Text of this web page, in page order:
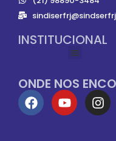
INSTITUCIONAL
ONDE NOS